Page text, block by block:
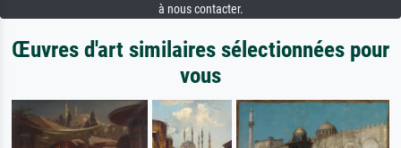
à nous contacter.
Œuvres d'art similaires sélectionnées pour
vous